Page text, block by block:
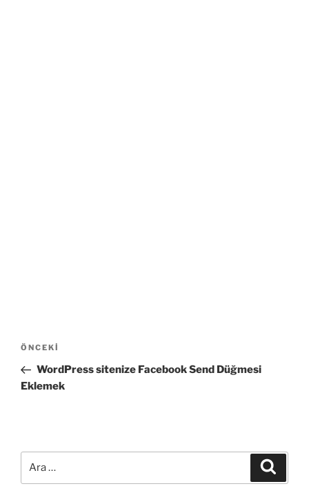
Yazı
Önceki
Yazı
ÖNCEKI
WordPress sitenize Facebook Send Düğmesi
Eklemek